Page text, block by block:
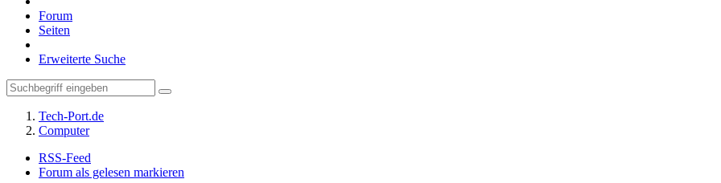
Forum
Seiten
Erweiterte Suche
Tech-Port.de
Computer
RSS-Feed
Forum als gelesen markieren